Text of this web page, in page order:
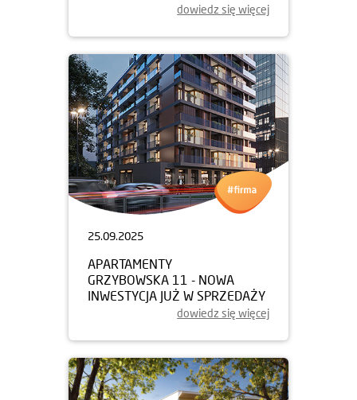
dowiedz się więcej
25.09.2025
APARTAMENTY
GRZYBOWSKA 11 - NOWA
INWESTYCJA JUŻ W SPRZEDAŻY
dowiedz się więcej